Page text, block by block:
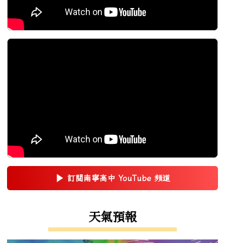
▶ 訂閱南寧高中 YouTube 頻道
(另開新視窗)
天氣預報